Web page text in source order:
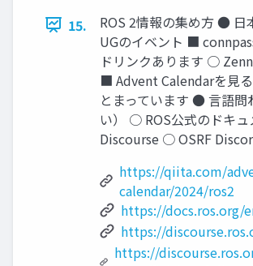
15.
ROS 2情報の集め方 ● 日
UGのイベント ■
ドリンクあります ○
■ Advent Calendarを見る
とまっています ● 言語問
い） ○ ROS公式のドキ
Discourse ○ OSRF
https://qiita.com/
calendar/2024/ros2
https://docs.ros.org/
https://
https://